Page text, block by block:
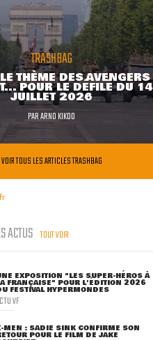
TRASHBAG
THÈME DES AVENGERS
POUR LE DÉFILÉ DU 14
JUILLET 2026
PARARNO KIKOO
VOIR TOUS LES ARTICLES TRASHBAG
ACTUS TOUT VOIR
EXPOSITION "LES SUPER-HÉROS À
FRANÇAISE" POUR L'ÉDITION 2026
FESTIVAL HYPERMONDES
VF
MEN : SADIE SINK CONFIRME SON
POUR LE FILM DE JAKE